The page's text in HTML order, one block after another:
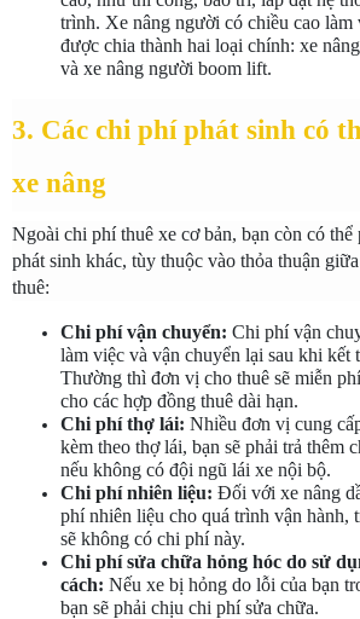
trình. Xe nâng người có chiều cao làm
được chia thành hai loại chính: xe
và xe nâng người boom lift.
3. Các chi phí phát sinh có
xe nâng
Ngoài chi phí thuê xe cơ bản, bạn còn có
phát sinh khác, tùy thuộc vào thỏa thuận
thuê:
Chi phí vận chuyển: Chi phí vận
làm việc và vận chuyển lại sau khi kết
Thường thì đơn vị cho thuê sẽ miễn
cho các hợp đồng thuê dài hạn.
Chi phí thợ lái: Nhiều đơn vị cung
kèm theo thợ lái, bạn sẽ phải trả thêm
nếu không có đội ngũ lái xe nội bộ.
Chi phí nhiên liệu: Đối với xe nâng
phí nhiên liệu cho quá trình vận hành,
sẽ không có chi phí này.
Chi phí sửa chữa hỏng hóc do sử
cách: Nếu xe bị hỏng do lỗi của bạn
bạn sẽ phải chịu chi phí sửa chữa.